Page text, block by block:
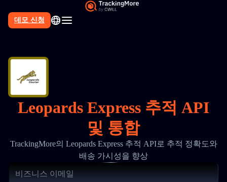
데모 신청
Leopards Express 추적 API
및 통합
TrackingMore의 Leopards Express 추적 API로 추적 정확도와
배송 가시성을 향상